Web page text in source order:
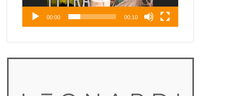
00:00 00:10